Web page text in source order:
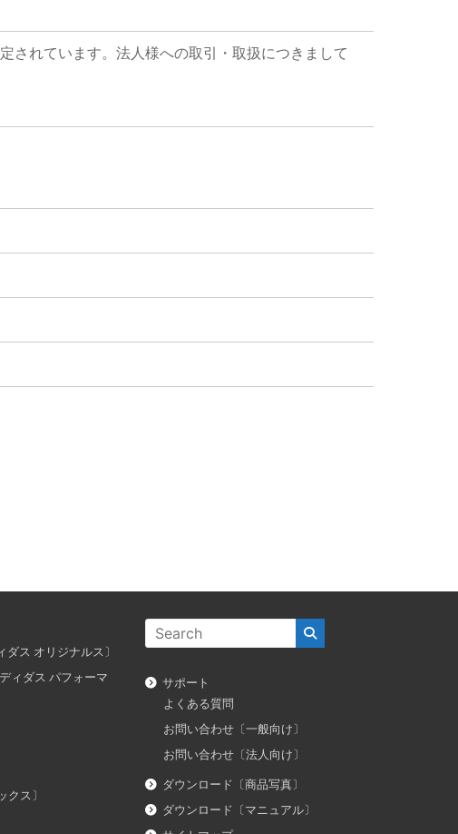
されています。法人様への取引・取扱につきまして
ダス オリジナルス〕
ィダス パフォーマ
クス〕
サポート
よくある質問
お問い合わせ〔一般向け〕
お問い合わせ〔法人向け〕
ダウンロード〔商品写真〕
ダウンロード〔マニュアル〕